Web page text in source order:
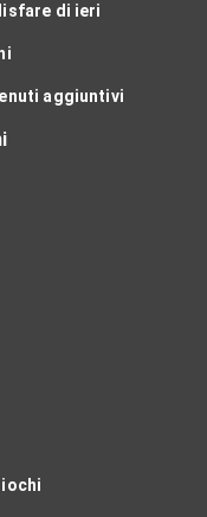
di ieri
aggiuntivi